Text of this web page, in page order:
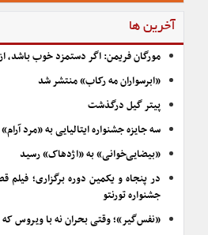
آخرین ها
مورگان فریمن: اگر دستمزد خوب باشد،
«ابرسواران مه رکاب» منتشر شد
پیتر گیل درگذشت
سه جایزه جشنواره ایتالیایی به «مرد
«بیضایی‌خوانی» به «اژدهاک» رسید
در پنجاه و یکمین دوره برگزاری؛
جشنواره تورنتو
«نفس‌گیر»؛ وقتی بحران نه با ویروس که